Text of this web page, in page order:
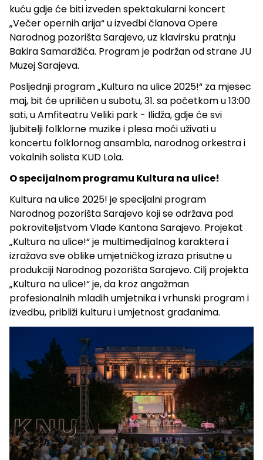
kuću gdje će biti izveden spektakularni koncert
„Večer opernih arija“ u izvedbi članova Opere
Narodnog pozorišta Sarajevo, uz klavirsku pratnju
Bakira Samardžića. Program je podržan od strane JU
Muzej Sarajeva.
Posljednji program „Kultura na ulice 2025!“ za mjesec
maj, bit će upriličen u subotu, 31. sa početkom u 13:00
sati, u Amfiteatru Veliki park - Ilidža, gdje će svi
ljubitelji folklorne muzike i plesa moći uživati u
koncertu folklornog ansambla, narodnog orkestra i
vokalnih solista KUD Lola.
O specijalnom programu Kultura na ulice!
Kultura na ulice 2025! je specijalni program
Narodnog pozorišta Sarajevo koji se održava pod
pokroviteljstvom Vlade Kantona Sarajevo. Projekat
„Kultura na ulice!“ je multimedijalnog karaktera i
izražava sve oblike umjetničkog izraza prisutne u
produkciji Narodnog pozorišta Sarajevo. Cilj projekta
„Kultura na ulice!“ je, da kroz angažman
profesionalnih mladih umjetnika i vrhunski program i
izvedbu, približi kulturu i umjetnost građanima.